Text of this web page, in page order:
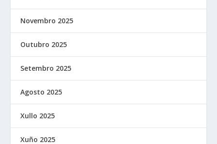
Novembro 2025
Outubro 2025
Setembro 2025
Agosto 2025
Xullo 2025
Xuño 2025